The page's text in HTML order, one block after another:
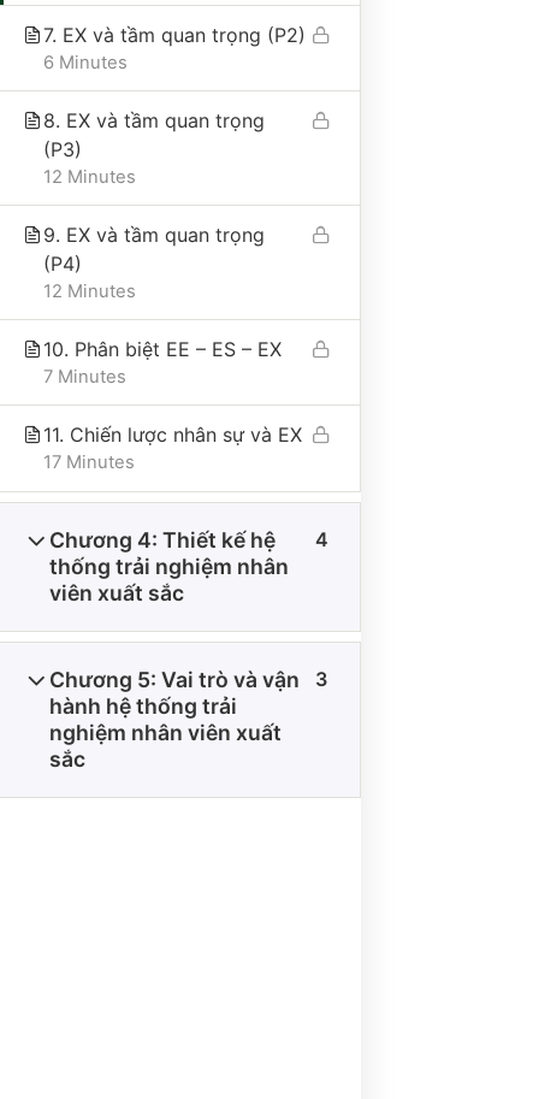
7. EX và tầm quan trọng (P2)
6 Minutes
8. EX và tầm quan trọng
(P3)
12 Minutes
9. EX và tầm quan trọng
(P4)
12 Minutes
10. Phân biệt EE – ES – EX
7 Minutes
11. Chiến lược nhân sự và EX
17 Minutes
Chương 4: Thiết kế hệ
thống trải nghiệm nhân
viên xuất sắc
4
Chương 5: Vai trò và vận
hành hệ thống trải
nghiệm nhân viên xuất
sắc
3
Địa chỉ trụ sở chính: Số 25A, phố Trần Bình
Trọng, phường Cửa Nam, thành phố Hà Nội, Việt
Điện thoại: 0865495998
Email: hongduyen2206@gmail.com
VỀ CÔNG TY
Giới thiệu
Liên hệ
Thư viện
Nhận tài liệu miễn phí
Cộng đồng 101QTNS
THÔNG TIN VỀ CHÍNH SÁCH